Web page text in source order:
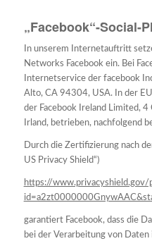
„Facebook“-Social-
In unserem Internetauftritt
Networks Facebook ein. Bei
Internetservice der facebook
Alto, CA 94304, USA. In der
der Facebook Ireland Limited, 4
Irland, betrieben, nachfolgend
Durch die Zertifizierung nach
US Privacy Shield“)
https://www.privacyshield.gov/
garantiert Facebook, dass die
bei der Verarbeitung von